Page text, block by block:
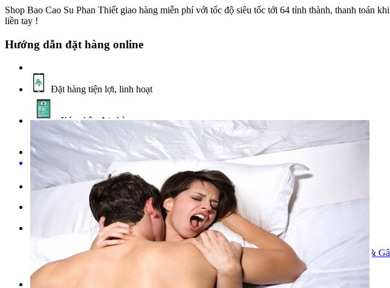
Shop Bao Cao Su Phan Thiết giao hàng miễn phí với tốc độ siêu tốc tới 64 tỉnh thành, thanh toán
liền tay !
Hướng dẫn đặt hàng online
Đặt hàng tiện lợi, linh hoạt
Xác nhận đơn hàng
Thanh toán qua thẻ
Có thể tham khảo chi tiết tại đây
Hoặc gọi vào số hotline:
Tìm kiếm nhiều nhất: Bao Cao Su Có Gai |Bao Cao Su Có Gân | Bao Cao Su Có Gai &
Mỏng |Sinh lý nam |